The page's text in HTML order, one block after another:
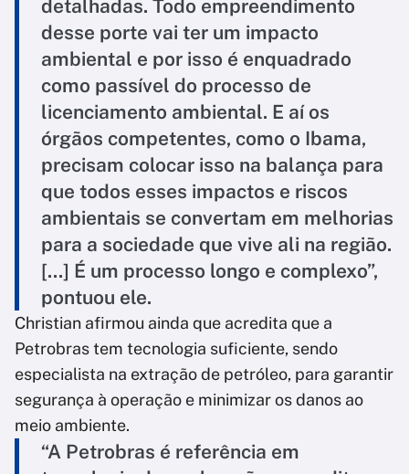
detalhadas. Todo empreendimento
desse porte vai ter um impacto
ambiental e por isso é enquadrado
como passível do processo de
licenciamento ambiental. E aí os
órgãos competentes, como o Ibama,
precisam colocar isso na balança para
que todos esses impactos e riscos
ambientais se convertam em melhorias
para a sociedade que vive ali na região.
[...] É um processo longo e complexo”,
pontuou ele.
Christian afirmou ainda que acredita que a
Petrobras tem tecnologia suficiente, sendo
especialista na extração de petróleo, para garantir
segurança à operação e minimizar os danos ao
meio ambiente.
“A Petrobras é referência em